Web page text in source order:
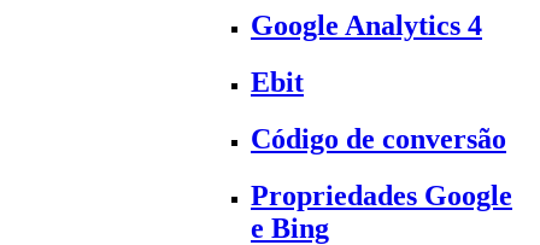
Google Analytics 4
Ebit
Código de conversão
Propriedades Google
e Bing